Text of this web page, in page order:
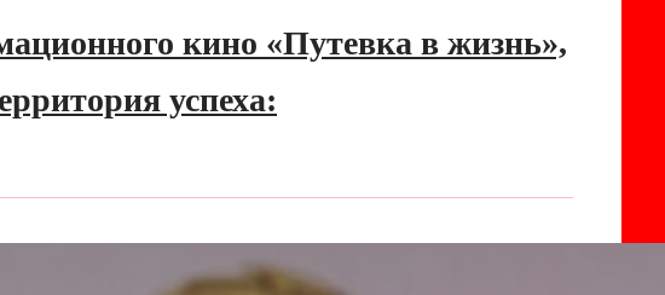
кино «Путевка в жизнь»,
успеха: